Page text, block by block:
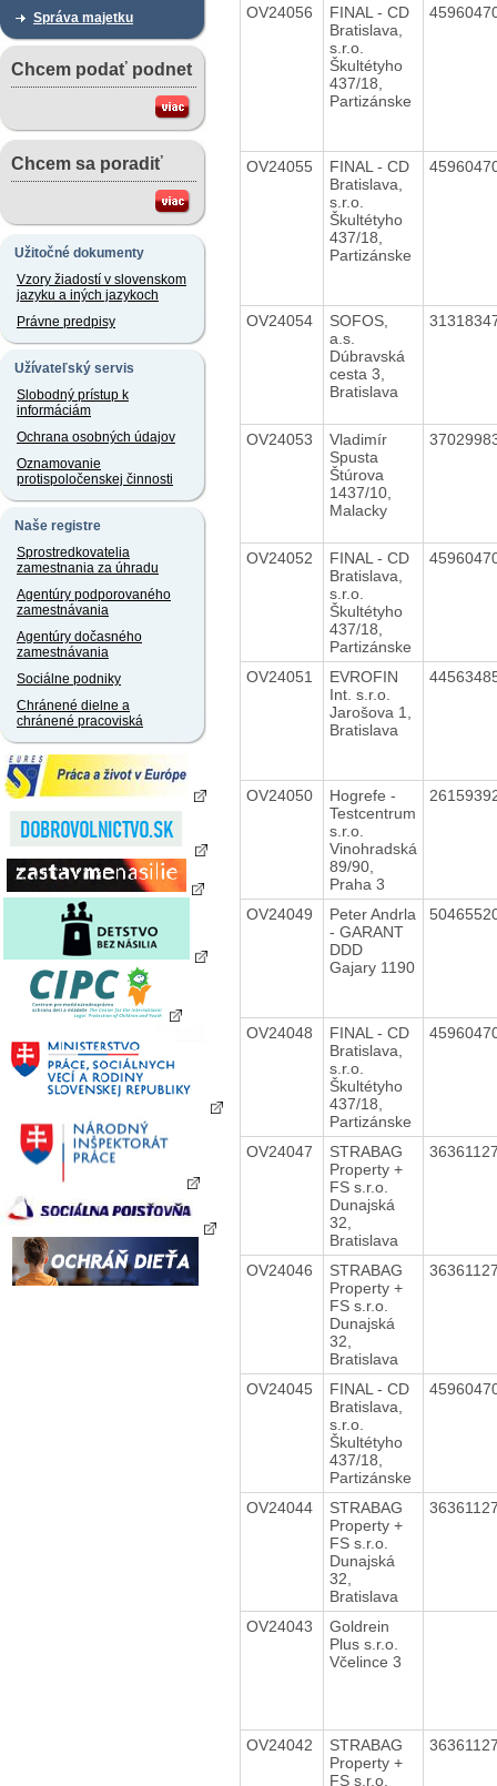
Správa majetku
Chcem podať podnet
Chcem sa poradiť
Užitočné dokumenty
Vzory žiadostí v slovenskom
jazyku a iných jazykoch
Právne predpisy
Užívateľský servis
Slobodný prístup k
informáciám
Ochrana osobných údajov
Oznamovanie
protispoločenskej činnosti
Naše registre
Sprostredkovatelia
zamestnania za úhradu
Agentúry podporovaného
zamestnávania
Agentúry dočasného
zamestnávania
Sociálne podniky
Chránené dielne a
chránené pracoviská
OV24056
FINAL - CD
Bratislava,
s.r.o.
Škultétyho
437/18,
Partizánske
OV24055
FINAL - CD
Bratislava,
s.r.o.
Škultétyho
437/18,
Partizánske
OV24054
SOFOS,
a.s.
Dúbravská
cesta 3,
Bratislava
OV24053
Vladimír
Spusta
Štúrova
1437/10,
Malacky
OV24052
FINAL - CD
Bratislava,
s.r.o.
Škultétyho
437/18,
Partizánske
OV24051
EVROFIN
Int. s.r.o.
Jarošova 1,
Bratislava
OV24050
Hogrefe -
Testcentrum
s.r.o.
Vinohradská
89/90,
Praha 3
OV24049
Peter Andrla
- GARANT
DDD
Gajary 1190
OV24048
FINAL - CD
Bratislava,
s.r.o.
Škultétyho
437/18,
Partizánske
OV24047
STRABAG
Property +
FS s.r.o.
Dunajská
32,
Bratislava
OV24046
STRABAG
Property +
FS s.r.o.
Dunajská
32,
Bratislava
OV24045
FINAL - CD
Bratislava,
s.r.o.
Škultétyho
437/18,
Partizánske
OV24044
STRABAG
Property +
FS s.r.o.
Dunajská
32,
Bratislava
OV24043
Goldrein
Plus s.r.o.
Včelince 3
OV24042
STRABAG
Property +
FS s.r.o.